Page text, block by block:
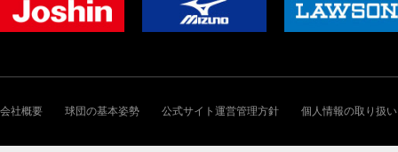
会社概要 球団の基本姿勢 公式サイト運営管理方針 個人情報の取り扱い